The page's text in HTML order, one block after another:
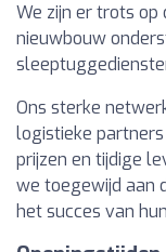
We zijn er trots
nieuwbouw
Ons sterke
logistieke
prijzen en tijdige
we toegewijd aan
het succes van